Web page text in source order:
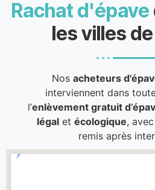
Rachat d'épave
les villes
Nosacheteurs
interviennent dans
l’enlèvement gratuit
légalet écologique, avec
remis après